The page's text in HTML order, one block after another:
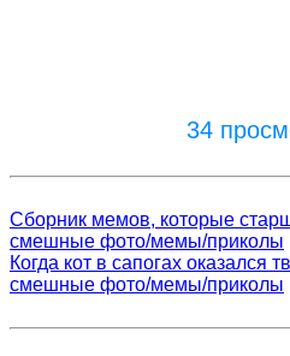
34
Сборник мемов, которые
смешные фото/мемы/приколы
Когда кот в сапогах оказался
смешные фото/мемы/приколы